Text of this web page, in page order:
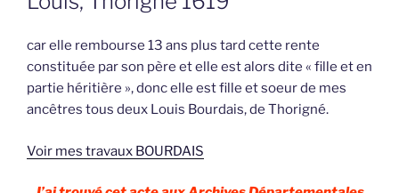
car elle rembourse 13 ans plus tard cette rente
constituée par son père et elle est alors dite « fille et en
partie héritière », donc elle est fille et soeur de mes
ancêtres tous deux Louis Bourdais, de Thorigné.
Voir mes travaux BOURDAIS